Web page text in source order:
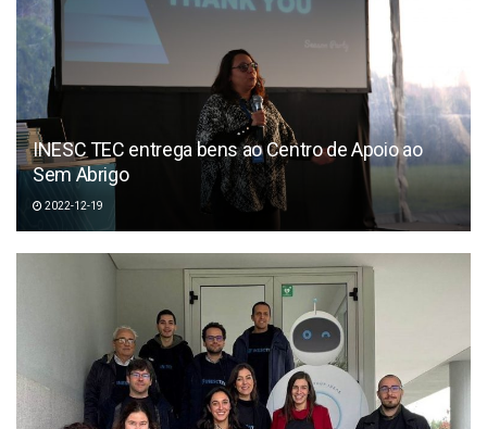
INESC TEC entrega bens ao Centro de Apoio ao
Sem Abrigo
2022-12-19